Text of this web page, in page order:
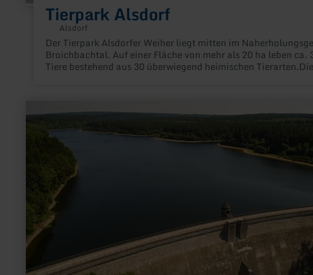
Tierpark Alsdorf
Alsdorf
Der Tierpark Alsdorfer Weiher liegt mitten im
Broichbachtal. Auf einer Fläche von mehr als 20 ha leben ca.
Tiere bestehend aus 30 überwiegend heimischen Tierarten.Die
erfahren
Dreilägerbachtalsperre